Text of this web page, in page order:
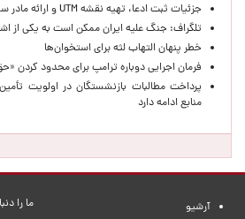
جزئیات ثبت ادعا، تهیه نقشه UTM و ارائه مادر سند اعلام شد
تلگراف: جنگ علیه ایران ممکن است به یکی از
خطر پنهان التهاب لثه برای استخوان‌ها
فرمان اجرایی دوباره ترامپ برای محدود کردن
پرداخت مطالبات بازنشستگان در اولویت
منابع ادامه دارد
آرشیو
ما را